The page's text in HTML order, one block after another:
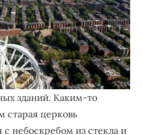
зданий. Каким-то
церковь
с небоскребом из стекла и